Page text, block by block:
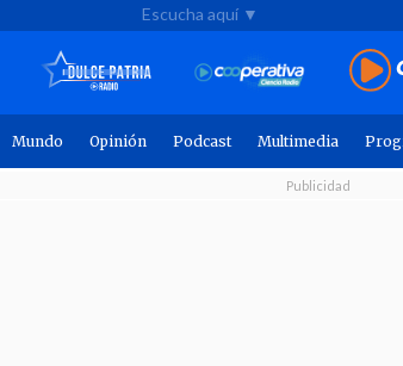
Escucha aquí ▼
Mundo Opinión Podcast Multimedia